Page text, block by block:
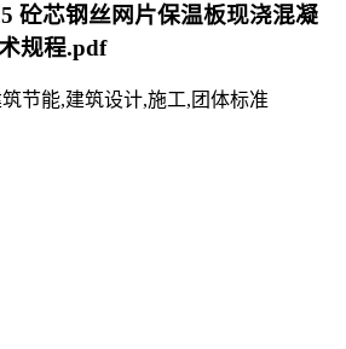
砼芯钢丝网片保温板现浇混凝
规程.pdf